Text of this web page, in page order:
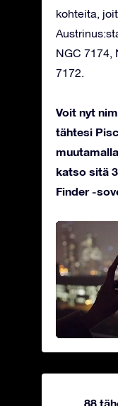
kohteita,
NGC 7174,
7172.
Voit nyt
tähtesi
katso sitä
Finder -
88